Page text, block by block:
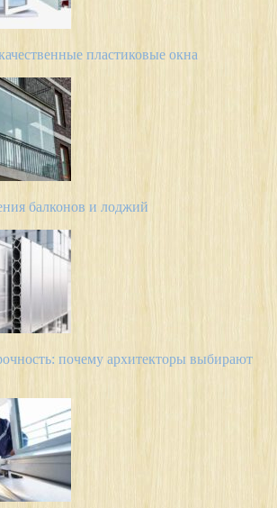
пластиковые окна
балконов и лоджий
почему архитекторы выбирают